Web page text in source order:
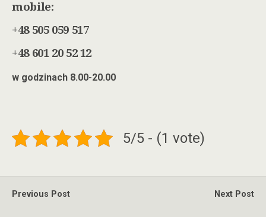
mobile:
+48 505 059 517
+48 601 20 52 12
w godzinach 8.00-20.00
5/5 - (1 vote)
Previous Post Next Post